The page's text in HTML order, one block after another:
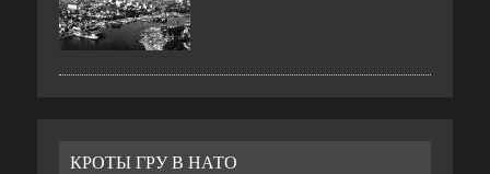
КРОТЫ ГРУ В НАТО